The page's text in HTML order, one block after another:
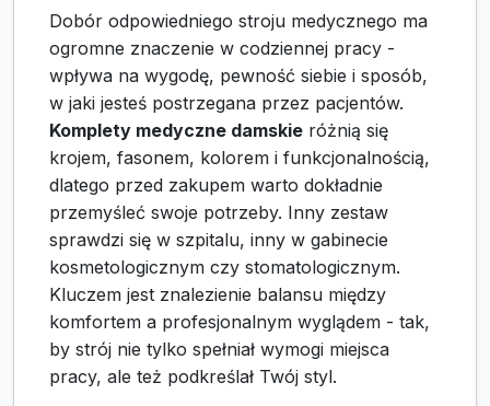
Dobór odpowiedniego stroju medycznego ma
ogromne znaczenie w codziennej pracy -
wpływa na wygodę, pewność siebie i sposób,
w jaki jesteś postrzegana przez pacjentów.
Komplety medyczne damskie różnią się
krojem, fasonem, kolorem i funkcjonalnością,
dlatego przed zakupem warto dokładnie
przemyśleć swoje potrzeby. Inny zestaw
sprawdzi się w szpitalu, inny w gabinecie
kosmetologicznym czy stomatologicznym.
Kluczem jest znalezienie balansu między
komfortem a profesjonalnym wyglądem - tak,
by strój nie tylko spełniał wymogi miejsca
pracy, ale też podkreślał Twój styl.